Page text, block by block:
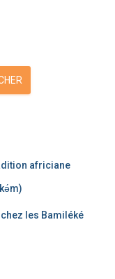
africiane
les Bamiléké